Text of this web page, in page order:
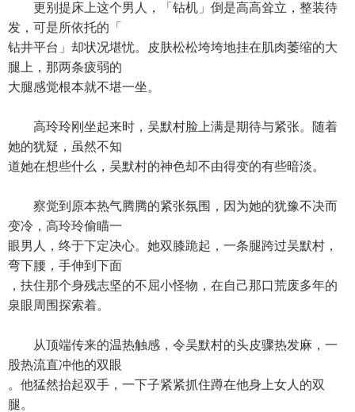
更别提床上这个男人，「钻机」倒是高高耸立，整装待
发，可是所依托的「
钻井平台」却状况堪忧。皮肤松松垮垮地挂在肌肉萎缩的大
腿上，那两条疲弱的
大腿感觉根本就不堪一坐。
高玲玲刚坐起来时，吴默村脸上满是期待与紧张。随着
她的犹疑，虽然不知
道她在想些什么，吴默村的神色却不由得变的有些暗淡。
察觉到原本热气腾腾的紧张氛围，因为她的犹豫不决而
变冷，高玲玲偷瞄一
眼男人，终于下定决心。她双膝跪起，一条腿跨过吴默村，
弯下腰，手伸到下面
，扶住那个身残志坚的不屈小怪物，在自己那口荒废多年的
泉眼周围探索着。
从顶端传来的温热触感，令吴默村的头皮骤热发麻，一
股热流直冲他的双眼
。他猛然抬起双手，一下子紧紧抓住蹲在他身上女人的双
腿。